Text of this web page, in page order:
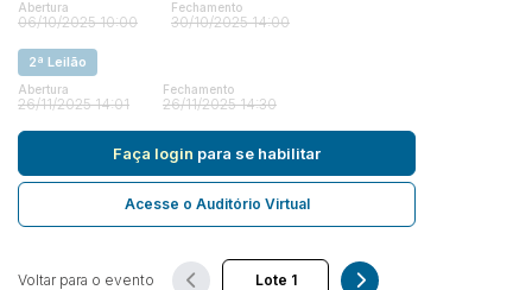
Abertura
06/10/2025 10:00
Fechamento
30/10/2025 14:00
2ª Leilão
Abertura
26/11/2025 14:01
Fechamento
26/11/2025 14:30
Faça login para se habilitar
Acesse o Auditório Virtual
Voltar para o evento